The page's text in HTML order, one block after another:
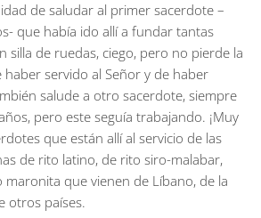
de saludar al primer sacerdote –
que había ido allí a fundar tantas
silla de ruedas, ciego, pero no pierde la
haber servido al Señor y de haber
salude a otro sacerdote, siempre
pero este seguía trabajando. ¡Muy
que están allí al servicio de las
de rito latino, de rito siro-malabar,
que vienen de Líbano, de la
otros países.